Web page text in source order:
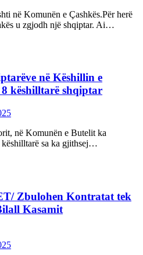
në Komunën e Çashkës.Për herë
u zgjodh një shqiptar. Ai…
në Këshillin e
këshilltarë shqiptar
në Komunën e Butelit ka
këshilltarë sa ka gjithsej…
Zbulohen Kontratat tek
Kasamit